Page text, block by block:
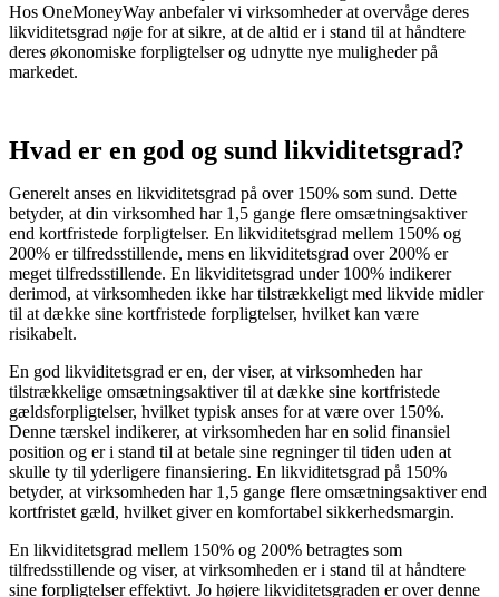
Hos OneMoneyWay anbefaler vi virksomheder at overvåge deres
likviditetsgrad nøje for at sikre, at de altid er i stand til at håndtere
deres økonomiske forpligtelser og udnytte nye muligheder på
markedet.
Hvad er en god og sund likviditetsgrad?
Generelt anses en likviditetsgrad på over 150% som sund. Dette
betyder, at din virksomhed har 1,5 gange flere omsætningsaktiver
end kortfristede forpligtelser. En likviditetsgrad mellem 150% og
200% er tilfredsstillende, mens en likviditetsgrad over 200% er
meget tilfredsstillende. En likviditetsgrad under 100% indikerer
derimod, at virksomheden ikke har tilstrækkeligt med likvide midler
til at dække sine kortfristede forpligtelser, hvilket kan være
risikabelt.
En god likviditetsgrad er en, der viser, at virksomheden har
tilstrækkelige omsætningsaktiver til at dække sine kortfristede
gældsforpligtelser, hvilket typisk anses for at være over 150%.
Denne tærskel indikerer, at virksomheden har en solid finansiel
position og er i stand til at betale sine regninger til tiden uden at
skulle ty til yderligere finansiering. En likviditetsgrad på 150%
betyder, at virksomheden har 1,5 gange flere omsætningsaktiver end
kortfristet gæld, hvilket giver en komfortabel sikkerhedsmargin.
En likviditetsgrad mellem 150% og 200% betragtes som
tilfredsstillende og viser, at virksomheden er i stand til at håndtere
sine forpligtelser effektivt. Jo højere likviditetsgraden er over denne